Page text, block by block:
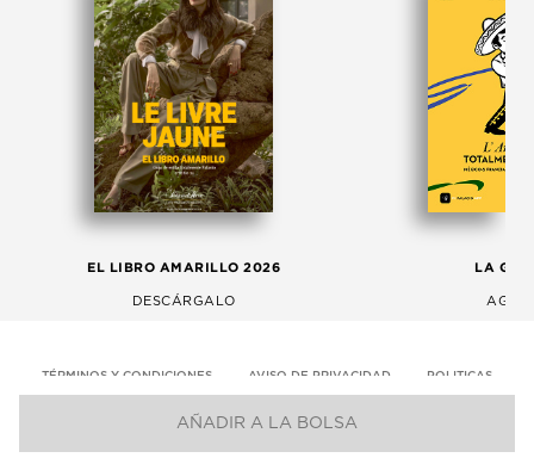
AÑADIR A LA BOLSA
EL LIBRO AMARILLO 2026
DESCÁRGALO
LA
TÉRMINOS Y CONDICIONES AVISO DE PRIVACIDAD POLITICAS